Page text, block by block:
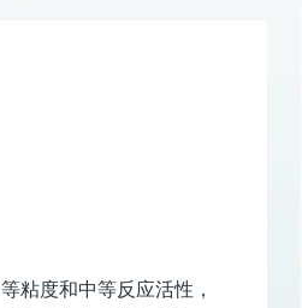
粘度和中等反应活性，